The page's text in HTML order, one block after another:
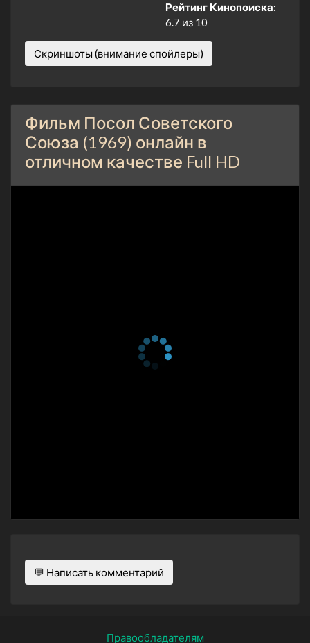
Рейтинг Кинопоиска:
6.7 из 10
Скриншоты (внимание спойлеры)
Фильм Посол Советского
Союза (1969) онлайн в
отличном качестве Full HD
💬 Написать комментарий
Правообладателям